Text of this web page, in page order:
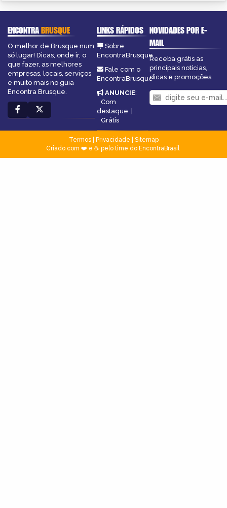
ENCONTRABRUSQUE
O melhor de Brusque num
só lugar! Dicas, onde ir, o
que fazer, as melhores
empresas, locais, serviços
e muito mais no guia
Encontra Brusque.
LINKS RÁPIDOS
Sobre
EncontraBrusque
Fale com o
EncontraBrusque
ANUNCIE:
Com
destaque |
Grátis
NOVIDADES POR E-
MAIL
Receba grátis as
principais notícias,
dicas e promoções
Termos| Privacidade
Sitemap
Criado com ❤️ e ☕ pelo time do EncontraBrasil